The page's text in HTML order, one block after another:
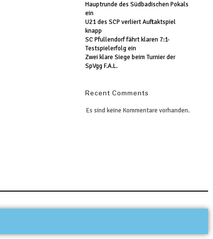
Hauptrunde des Südbadischen Pokals
ein
U21 des SCP verliert Auftaktspiel
knapp
SC Pfullendorf fährt klaren 7:1-
Testspielerfolg ein
Zwei klare Siege beim Turnier der
SpVgg F.A.L.
Recent Comments
Es sind keine Kommentare vorhanden.